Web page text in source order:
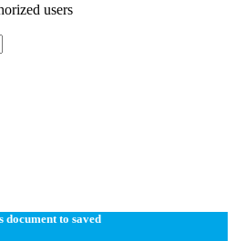
users
document to saved